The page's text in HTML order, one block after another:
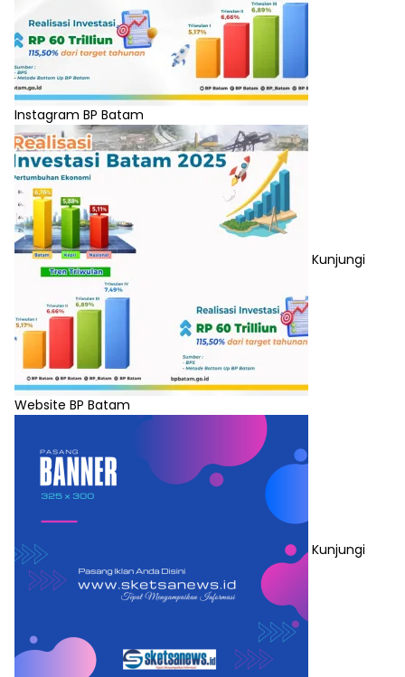
Instagram BP Batam
Kunjungi
Website BP Batam
Kunjungi